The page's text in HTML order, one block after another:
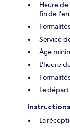
Heure
fin de
Service
Âge
L'heure
Le
La